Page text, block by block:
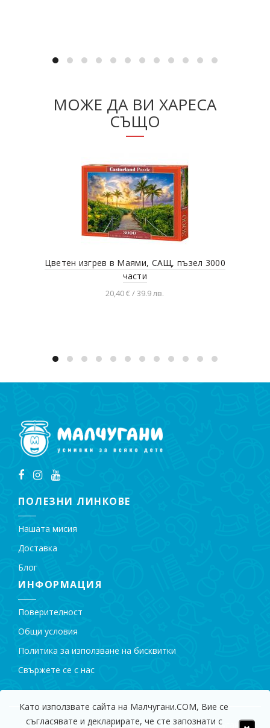
Като използвате сайта на Малчугани.COM, Вие се
съгласявате и декларирате, че сте запознати с
МОЖЕ ДА ВИ ХАРЕСА
СЪЩО
Цветен изгрев в Маями, САЩ, пъзел 3000
части
20,40 € / 39.9 лв.
ПОЛЕЗНИ ЛИНКОВЕ
Нашата мисия
Доставка
Блог
ИНФОРМАЦИЯ
Поверителност
Общи условия
Политика за използване на бисквитки
Свържете се с нас
© 2009 - 2018 Магазин за Детски Играчки "Малчугани".